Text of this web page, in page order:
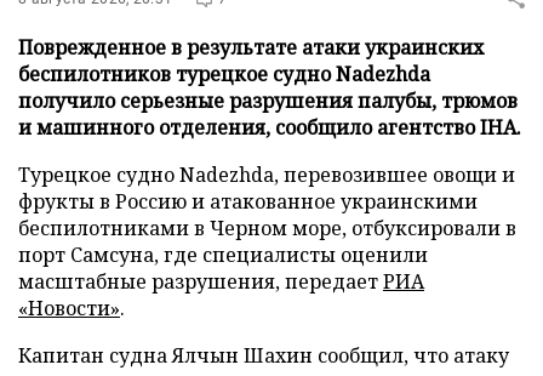
Поврежденное в результате атаки украинских
беспилотников турецкое судно Nadezhda
получило серьезные разрушения палубы, трюмов
и машинного отделения, сообщило агентство IHA.
Турецкое судно Nadezhda, перевозившее овощи и
фрукты в Россию и атакованное украинскими
беспилотниками в Черном море, отбуксировали в
порт Самсуна, где специалисты оценили
масштабные разрушения, передаетРИА
«Новости».
Капитан судна Ялчын Шахин сообщил, что атаку